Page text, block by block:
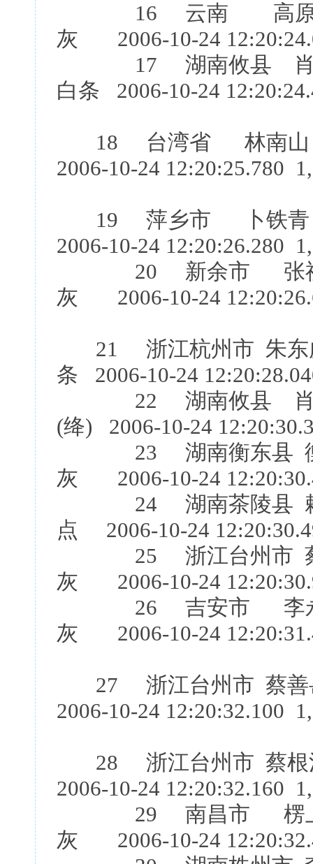
16 云南 高原
灰 2006-10-24
17 湖南攸县
白条 2006-10-24
18 台湾省 林
2006-10-24 12:20:25.780
19 萍乡市 卜
2006-10-24 12:20:26.280
20 新余市 张
灰 2006-10-24
21 浙江杭州市
条 2006-10-24
22 湖南攸县
(绛) 2006-10-24
23 湖南衡东县
灰 2006-10-24
24 湖南茶陵县
点 2006-10-24
25 浙江台州市
灰 2006-10-24
26 吉安市 李
灰 2006-10-24
27 浙江台州市
2006-10-24 12:20:32.100
28 浙江台州市
2006-10-24 12:20:32.160
29 南昌市 楞
灰 2006-10-24